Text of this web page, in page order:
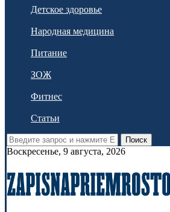
Детское здоровье
Народная медицина
Питание
ЗОЖ
Фитнес
Статьи
Поиск
Воскресенье, 9 августа, 2026